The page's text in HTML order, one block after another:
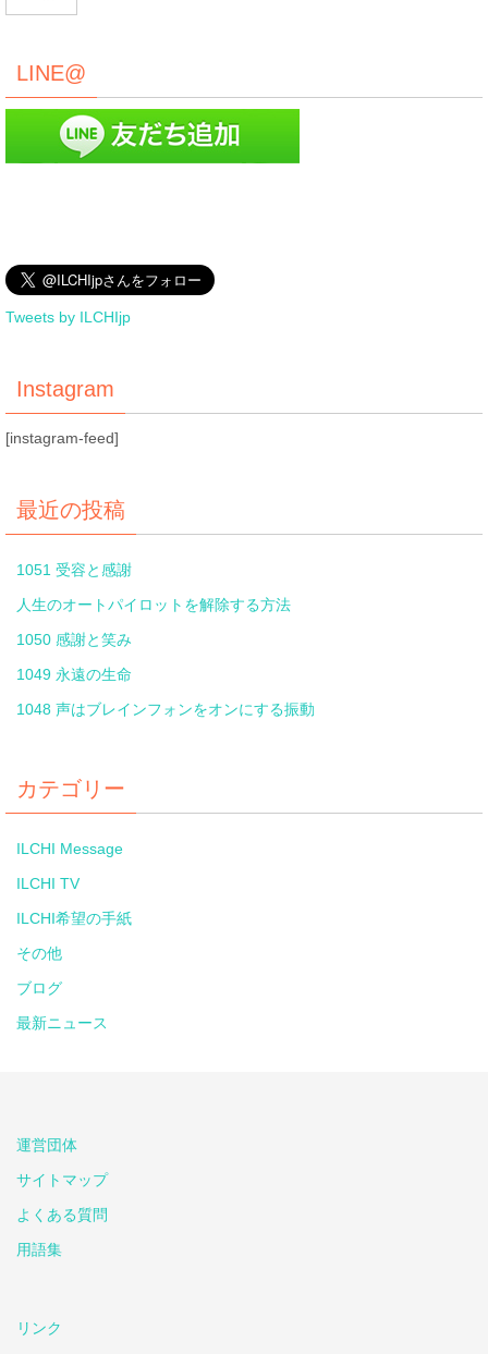
LINE@
Tweets by ILCHIjp
Instagram
[instagram-feed]
最近の投稿
1051 受容と感謝
人生のオートパイロットを解除する方法
1050 感謝と笑み
1049 永遠の生命
1048 声はブレインフォンをオンにする振動
カテゴリー
ILCHI Message
ILCHI TV
ILCHI希望の手紙
その他
ブログ
最新ニュース
運営団体
サイトマップ
よくある質問
用語集
リンク